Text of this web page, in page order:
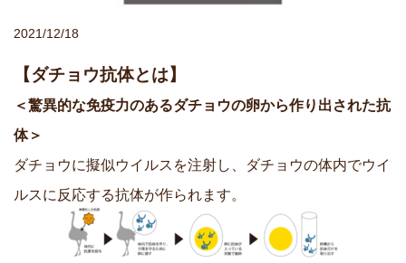
2021/12/18
【ダチョウ抗体とは】
＜驚異的な免疫力のあるダチョウの卵から作り出された抗
体＞
ダチョウに擬似ウイルスを注射し、ダチョウの体内でウイ
ルスに反応する抗体が作られます。